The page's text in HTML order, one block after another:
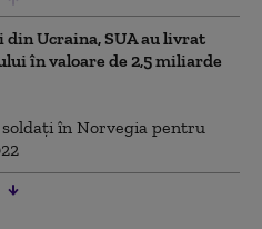
Ucraina, SUA au livrat
în valoare de 2,5 miliarde
în Norvegia pentru